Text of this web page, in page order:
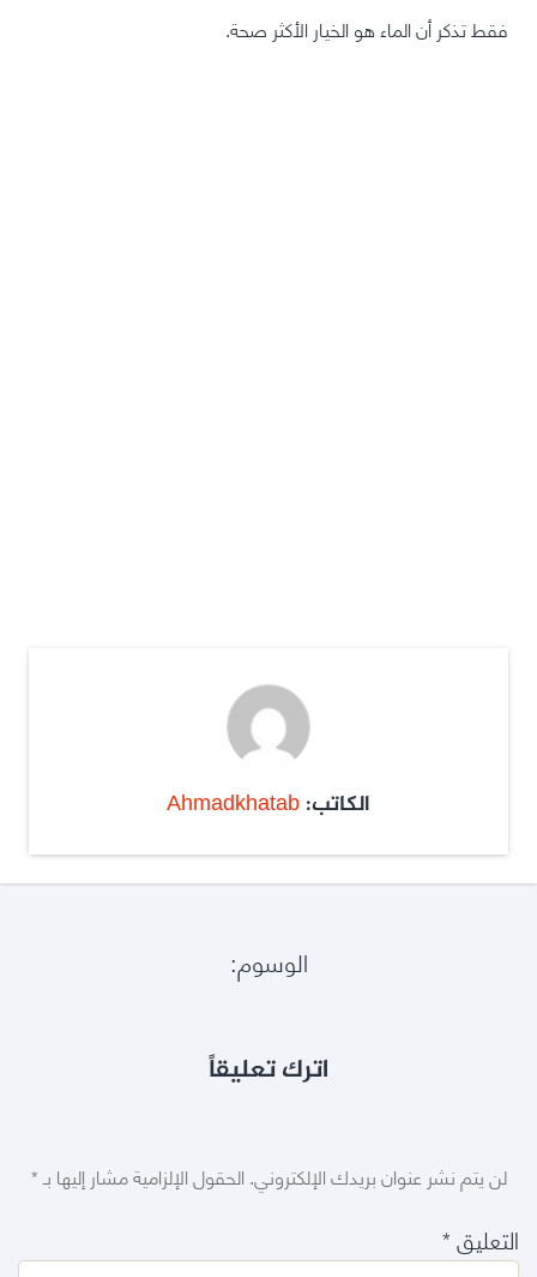
فقط تذكر أن الماء هو الخيار الأكثر صحة.
الكاتب: Ahmadkhatab
الوسوم:
اترك تعليقاً
لن يتم نشر عنوان بريدك الإلكتروني.الحقول الإلزامية مشار إليها بـ*
التعليق*